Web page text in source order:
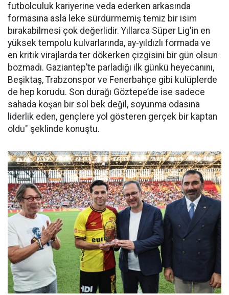
futbolculuk kariyerine veda ederken arkasında
formasına asla leke sürdürmemiş temiz bir isim
bırakabilmesi çok değerlidir. Yıllarca Süper Lig'in en
yüksek tempolu kulvarlarında, ay-yıldızlı formada ve
en kritik virajlarda ter dökerken çizgisini bir gün olsun
bozmadı. Gaziantep’te parladığı ilk günkü heyecanını,
Beşiktaş, Trabzonspor ve Fenerbahçe gibi kulüplerde
de hep korudu. Son durağı Göztepe’de ise sadece
sahada koşan bir sol bek değil, soyunma odasına
liderlik eden, gençlere yol gösteren gerçek bir kaptan
oldu" şeklinde konuştu.